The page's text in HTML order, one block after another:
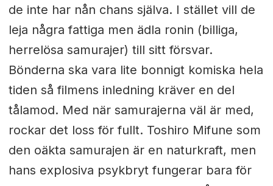
de inte har nån chans själva. I stället vill de
leja några fattiga men ädla ronin (billiga,
herrelösa samurajer) till sitt försvar.
Bönderna ska vara lite bonnigt komiska hela
tiden så filmens inledning kräver en del
tålamod. Med när samurajerna väl är med,
rockar det loss för fullt. Toshiro Mifune som
den oäkta samurajen är en naturkraft, men
hans explosiva psykbryt fungerar bara för